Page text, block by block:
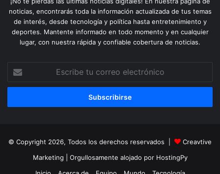
noticias, encontrarás toda la información actualizada de tus temas
de interés, desde tecnología y política hasta entretenimiento y
deportes. Mantente informado en todo momento y en cualquier
lugar, con nuestra rápida y confiable cobertura de noticias.
correo
© Copyright 2026, Todos los derechos reservados |
Creavtive
Marketing | Orgullosamente alojado por HostingPy